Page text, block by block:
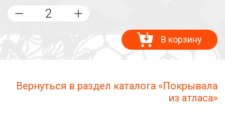
В корзину
Вернуться в раздел каталога «Покрывала
из атласа»